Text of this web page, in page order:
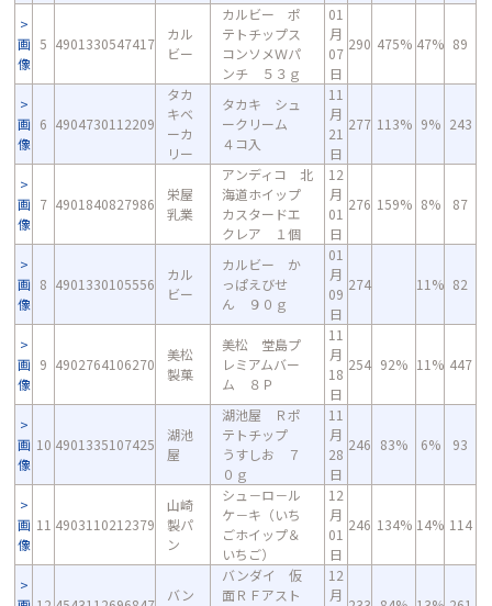
画
像
5 4901330547417
カル
ビー
カルビー ポ
テトチップス
コンソメＷパ
ンチ ５３ｇ
01
月
07
日
290 475% 47% 89
画
像
6 4904730112209
タカ
キベ
ーカ
リー
タカキ シュ
ークリーム
４コ入
11
月
21
日
277 113% 9% 243
画
像
7 4901840827986
栄屋
乳業
アンディコ 北
海道ホイップ
カスタードエ
クレア １個
12
月
01
日
276 159% 8% 87
画
像
8 4901330105556
カル
ビー
カルビー か
っぱえびせ
ん ９０ｇ
01
月
09
日
274 11% 82
画
像
9 4902764106270
美松
製菓
美松 堂島プ
レミアムバー
ム ８Ｐ
11
月
18
日
254 92% 11% 447
画
像
10 4901335107425
湖池
屋
湖池屋 Ｒポ
テトチップ
うすしお ７
０ｇ
11
月
28
日
246 83% 6% 93
画
像
11 4903110212379
山崎
製パ
ン
シュ－ロ－ル
ケ－キ（いち
ごホイップ＆
いちご）
12
月
01
日
246 134% 14% 114
バン
バンダイ 仮
面ＲＦアスト
12
月